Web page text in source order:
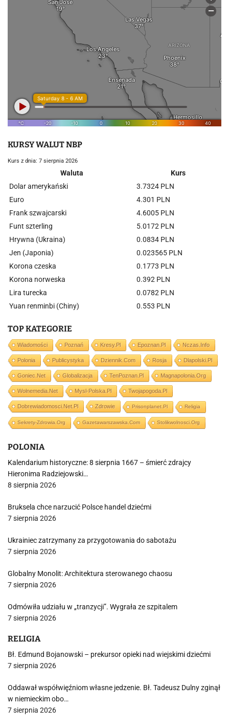
KURSY WALUT NBP
Kurs z dnia: 7 sierpnia 2026
Waluta
Kurs
Dolar amerykański
3.7324 PLN
Euro
4.301 PLN
Frank szwajcarski
4.6005 PLN
Funt szterling
5.0172 PLN
Hrywna (Ukraina)
0.0834 PLN
Jen (Japonia)
0.023565 PLN
Korona czeska
0.1773 PLN
Korona norweska
0.392 PLN
Lira turecka
0.0782 PLN
Yuan renminbi (Chiny)
0.553 PLN
TOP KATEGORIE
Wiadomości Poznań Kresy.pl Epoznan.pl Nczas.info
Polonia Publicystyka Dziennik.com Rosja Dlapolski.pl
Goniec.net Globalizacja TenPoznan.pl Magnapolonia.org
Wolnemedia.net Mysl-Polska.pl Twojapogoda.pl
Dobrewiadomosci.net.pl Zdrowie Prisonplanet.pl Religia
Sekrety-Zdrowia.org Gazetawarszawska.com Stolikwolnosci.org
POLONIA
Kalendarium historyczne: 8 sierpnia 1667 – śmierć zdrajcy
Hieronima Radziejowski…
8 sierpnia 2026
Bruksela chce narzucić Polsce handel dziećmi
7 sierpnia 2026
Ukrainiec zatrzymany za przygotowania do sabotażu
7 sierpnia 2026
Globalny Monolit: Architektura sterowanego chaosu
7 sierpnia 2026
Odmówiła udziału w „tranzycji”. Wygrała ze szpitalem
7 sierpnia 2026
RELIGIA
Bł. Edmund Bojanowski – prekursor opieki nad wiejskimi dziećmi
7 sierpnia 2026
Oddawał współwięźniom własne jedzenie. Bł. Tadeusz Dulny zginął
w niemieckim obo…
7 sierpnia 2026